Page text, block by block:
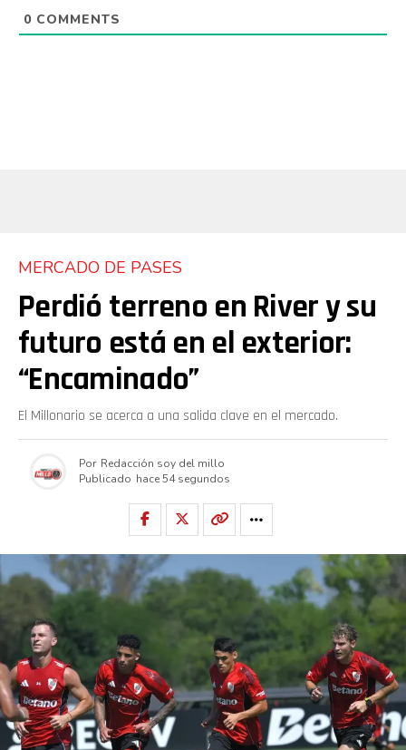
0 COMMENTS
MERCADO DE PASES
Perdió terreno en River y su
futuro está en el exterior:
“Encaminado”
El Millonario se acerca a una salida clave en el mercado.
Por Redacción soy del millo
Publicado hace 54 segundos